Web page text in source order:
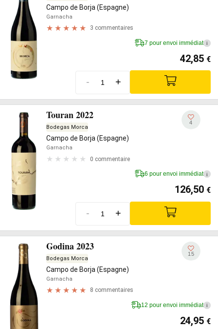
Campo de Borja (Espagne)
Garnacha
3 commentaires
7 pour envoi immédiat i
42,85 €
- +
Touran 2022
Bodegas Morca
Campo de Borja (Espagne)
Garnacha
0 commentaire
4
6 pour envoi immédiat i
126,50 €
- +
Godina 2023
Bodegas Morca
Campo de Borja (Espagne)
Garnacha
8 commentaires
15
12 pour envoi immédiat i
24,95 €